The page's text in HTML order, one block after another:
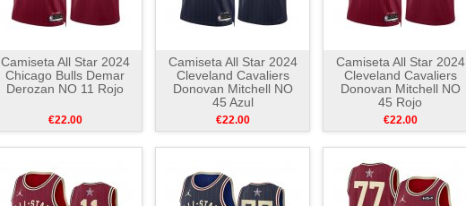
Camiseta All Star 2024
Chicago Bulls Demar
Derozan NO 11 Rojo
€22.00
Camiseta All Star 2024
Cleveland Cavaliers
Donovan Mitchell NO
45 Azul
€22.00
Camiseta All Star 2024
Cleveland Cavaliers
Donovan Mitchell NO
45 Rojo
€22.00